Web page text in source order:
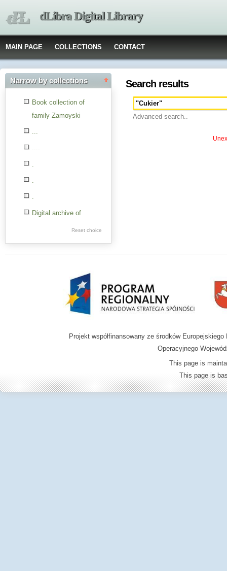
dLibra Digital Library
MAIN PAGE COLLECTIONS CONTACT
Narrow by collections
Book collection of
family Zamoyski
...
....
.
.
.
Digital archive of
Reset choice
Search results
Advanced search..
Projekt współfinansowany ze środków
Operacyjnego
This page is
This page is